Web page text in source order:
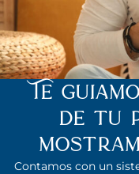
Te
de tu
Contamos con un